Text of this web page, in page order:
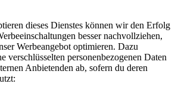
dieses Dienstes können wir den Erfolg
besser nachvollziehen,
Werbeangebot optimieren. Dazu
verschlüsselten personenbezogenen Daten
Anbietenden ab, sofern du deren